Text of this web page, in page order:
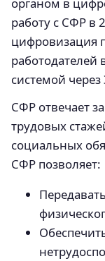
работу с СФР в
цифровизация
работодателей
системой
СФР отвечает
трудовых
социальных
СФР позволяет: